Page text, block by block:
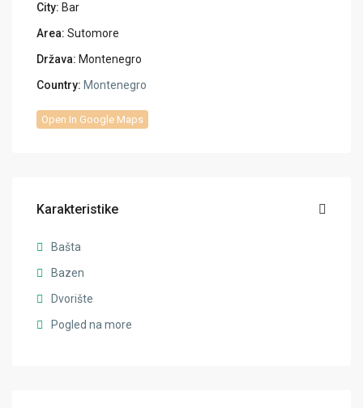
City: Bar
Area: Sutomore
Država: Montenegro
Country: Montenegro
Open In Google Maps
Karakteristike
Bašta
Bazen
Dvorište
Pogled na more